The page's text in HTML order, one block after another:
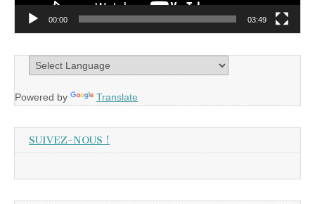
00:00 03:49
Powered by Translate
SUIVEZ-NOUS !